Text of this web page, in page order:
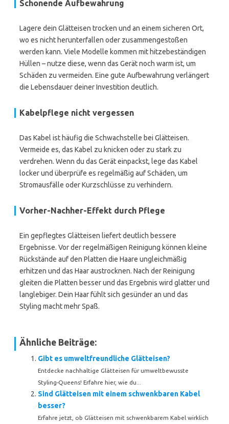
Schonende Aufbewahrung
Lagere dein Glätteisen trocken und an einem sicheren Ort,
wo es nicht herunterfallen oder zusammengestoßen
werden kann. Viele Modelle kommen mit hitzebeständigen
Hüllen – nutze diese, wenn das Gerät noch warm ist, um
Schäden zu vermeiden. Eine gute Aufbewahrung verlängert
die Lebensdauer deiner Investition deutlich.
Kabelpflege nicht vergessen
Das Kabel ist häufig die Schwachstelle bei Glätteisen.
Vermeide es, das Kabel zu knicken oder zu stark zu
verdrehen. Wenn du das Gerät einpackst, lege das Kabel
locker und überprüfe es regelmäßig auf Schäden, um
Stromausfälle oder Kurzschlüsse zu verhindern.
Vorher-Nachher-Effekt durch Pflege
Ein gepflegtes Glätteisen liefert deutlich bessere
Ergebnisse. Vor der regelmäßigen Reinigung können kleine
Rückstände auf den Platten die Haare ungleichmäßig
erhitzen und das Haar austrocknen. Nach der Reinigung
gleiten die Platten besser und das Ergebnis wird glatter und
langlebiger. Dein Haar fühlt sich gesünder an und das
Styling macht mehr Spaß.
Ähnliche Beiträge:
Gibt es umweltfreundliche Glätteisen?
Entdecke nachhaltige Glätteisen für umweltbewusste
Styling-Queens! Erfahre hier, wie du...
Sind Glätteisen mit einem schwenkbaren Kabel
besser?
Erfahre jetzt, ob Glätteisen mit schwenkbarem Kabel wirklich